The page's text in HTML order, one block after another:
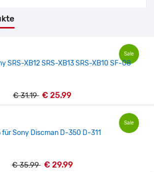
Sale
SRS-XB12 SRS-XB13 SRS-XB10 SF-08
€ 31.19 € 25.99
Sale
für Sony Discman D-350 D-311
€ 35.99 € 29.99